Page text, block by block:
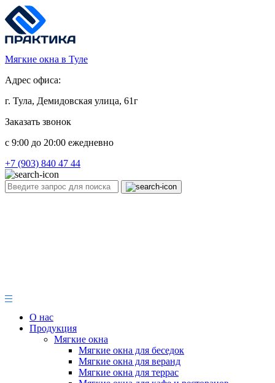
Мягкие окна в Туле
Адрес офиса:
г. Тула, Демидовская улица, 61г
Заказать звонок
c 9:00 до 20:00 ежедневно
+7 (903) 840 47 44
О нас
Продукция
Мягкие окна
Мягкие окна для беседок
Мягкие окна для веранд
Мягкие окна для террас